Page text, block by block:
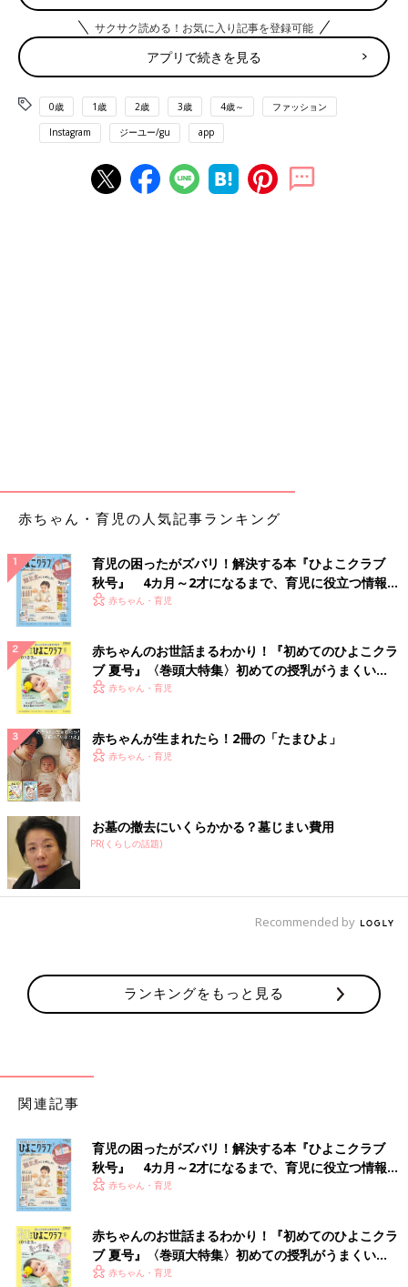
着てみたんだそう。各990円とお買い得価格だったんだとか！3
人ともとってもお似合いですよね♪
パープルカラーが爽やか！「ドライアクティブショ
ーツ」
出典：Instagramアカウント「haruna_huku02」
はるなさんは、左側のドライアクティブショーツを購入。キレイ
な色味のパープルで、とっても爽やかですよね。素材感もサラッ
いシーンで役立つパンツですね！
サクサク読める！お気に入り記事を登録可能
アプリで続きを見る
0歳 1歳 2歳 3歳 4歳～ ファッション
Instagram ジーユー/gu app
赤ちゃん・育児の人気記事ランキング
育児の困ったがズバリ！解決する本『ひよこクラブ
秋号』 4カ月～2才になるまで、育児に役立つ情報が
いっぱい！
赤ちゃん・育児
赤ちゃんのお世話まるわかり！『初めてのひよこクラ
ブ 夏号』〈巻頭大特集〉初めての授乳がうまくい
く！ おっぱい・ミルクの基本と夏のトラブル 解決テ
赤ちゃん・育児
赤ちゃんが生まれたら！2冊の「たまひよ」
赤ちゃん・育児
お墓の撤去にいくらかかる？墓じまい費用
PR(くらしの話題)
Recommended by
ランキングをもっと見る
関連記事
育児の困ったがズバリ！解決する本『ひよこクラブ
秋号』 4カ月～2才になるまで、育児に役立つ情報が
いっぱい！
赤ちゃん・育児
赤ちゃんのお世話まるわかり！『初めてのひよこクラ
ブ 夏号』〈巻頭大特集〉初めての授乳がうまくい
く！ おっぱい・ミルクの基本と夏のトラブル 解決テ
赤ちゃん・育児